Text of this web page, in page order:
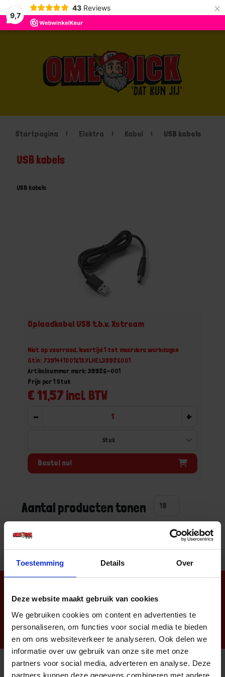
Toestemming Details Over
Deze website maakt gebruik van cookies
We gebruiken cookies om content en advertenties te
personaliseren, om functies voor social media te bieden
en om ons websiteverkeer te analyseren. Ook delen we
informatie over uw gebruik van onze site met onze
partners voor social media, adverteren en analyse. Deze
partners kunnen deze gegevens combineren met andere
9,7
43 Reviews ×
Startpagina Elektra Kabel USB kabels
USB kabels
USB kabels
Oplaadkabel USB t.b.v. Xstream
Niet op voorraad, levertijd 1 tot meerdere werkdagen
Gtin: 7391441001613,VLHEL39926001
Artikelnummer merk: 39926-001
€ 11,57 incl. BTW
Prijs per 1 Stuk
- +
Bestel nu!
Aantal producten tonen